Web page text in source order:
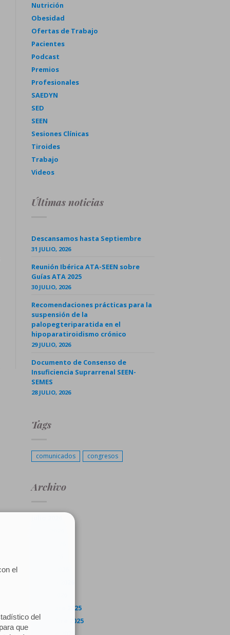
Nutrición
Obesidad
Ofertas de Trabajo
Pacientes
Podcast
Premios
Profesionales
SAEDYN
SED
SEEN
Sesiones Clínicas
Tiroides
Trabajo
Videos
Últimas noticias
Descansamos hasta Septiembre
31 JULIO, 2026
Reunión Ibérica ATA-SEEN sobre
Guías ATA 2025
30 JULIO, 2026
Recomendaciones prácticas para la
suspensión de la
palopegteriparatida en el
hipoparatiroidismo crónico
29 JULIO, 2026
Documento de Consenso de
Insuficiencia Suprarrenal SEEN-
SEMES
28 JULIO, 2026
Tags
comunicados congresos
Archivo
diciembre 2025
noviembre 2025